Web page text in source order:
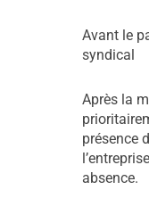
Avant le
syndical
Après la
présence
absence.